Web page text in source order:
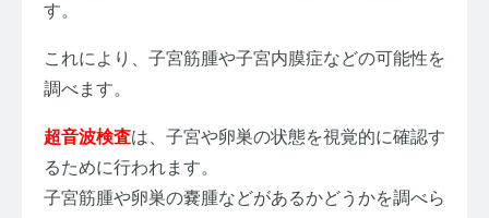
す。
これにより、子宮筋腫や子宮内膜症などの可能性を
調べます。
超音波検査は、子宮や卵巣の状態を視覚的に確認す
るために行われます。
子宮筋腫や卵巣の嚢腫などがあるかどうかを調べら